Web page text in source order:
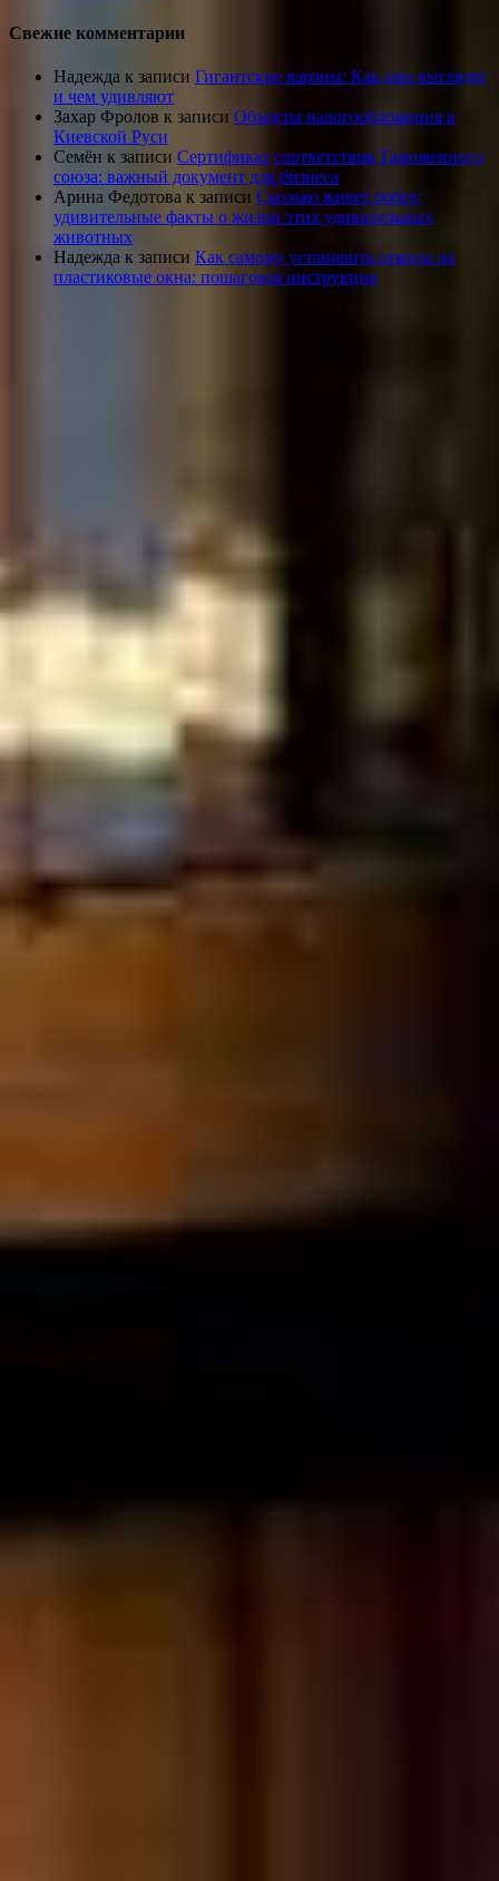
Свежие комментарии
Надежда к записи Гигантские вараны: Как они выглядят
и чем удивляют
Захар Фролов к записи Объекты налогообложения в
Киевской Руси
Семён к записи Сертификат соответствия Таможенного
союза: важный документ для бизнеса
Арина Федотова к записи Сколько живет бобер:
удивительные факты о жизни этих удивительных
животных
Надежда к записи Как самому установить откосы на
пластиковые окна: пошаговая инструкция